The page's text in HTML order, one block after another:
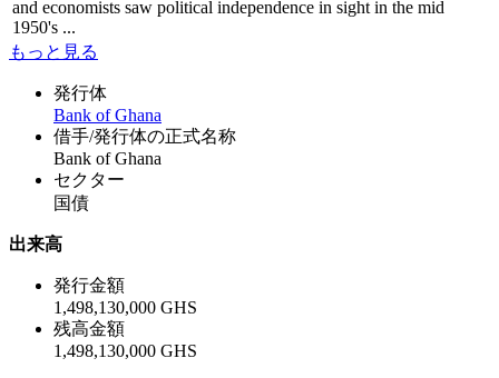
and economists saw political independence in sight in the mid
1950's ...
もっと見る
発行体
Bank of Ghana
借手/発行体の正式名称
Bank of Ghana
セクター
国債
出来高
発行金額
1,498,130,000 GHS
残高金額
1,498,130,000 GHS